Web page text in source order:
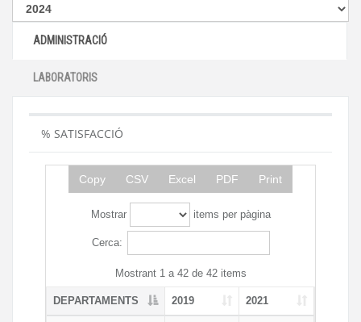
ADMINISTRACIÓ
LABORATORIS
% SATISFACCIÓ
Copy CSV Excel PDF Print
Mostrar items per pàgina
Cerca:
Mostrant 1 a 42 de 42 items
DEPARTAMENTS 2019 2021